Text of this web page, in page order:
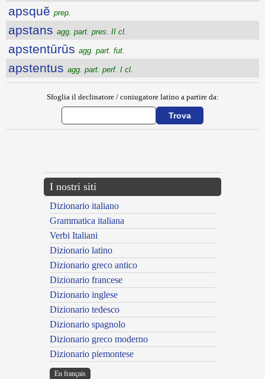
apsquĕ prep.
apstans agg. part. pres. II cl.
apstentūrūs agg. part. fut.
apstentus agg. part. perf. I cl.
Sfoglia il declinatore / coniugatore latino a partire da:
I nostri siti
Dizionario italiano
Grammatica italiana
Verbi Italiani
Dizionario latino
Dizionario greco antico
Dizionario francese
Dizionario inglese
Dizionario tedesco
Dizionario spagnolo
Dizionario greco moderno
Dizionario piemontese
En français